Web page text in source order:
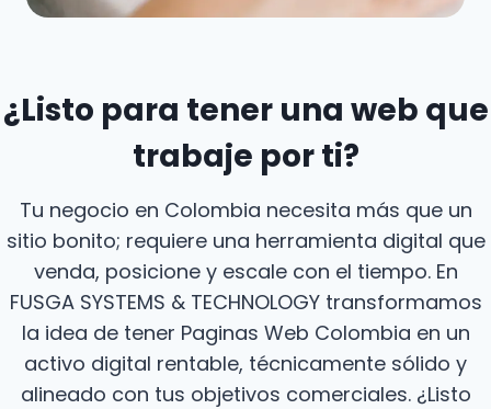
¿Listo para tener una web que
trabaje por ti?
Tu negocio en Colombia necesita más que un
sitio bonito; requiere una herramienta digital que
venda, posicione y escale con el tiempo. En
FUSGA SYSTEMS & TECHNOLOGY transformamos
la idea de tener Paginas Web Colombia en un
activo digital rentable, técnicamente sólido y
alineado con tus objetivos comerciales. ¿Listo